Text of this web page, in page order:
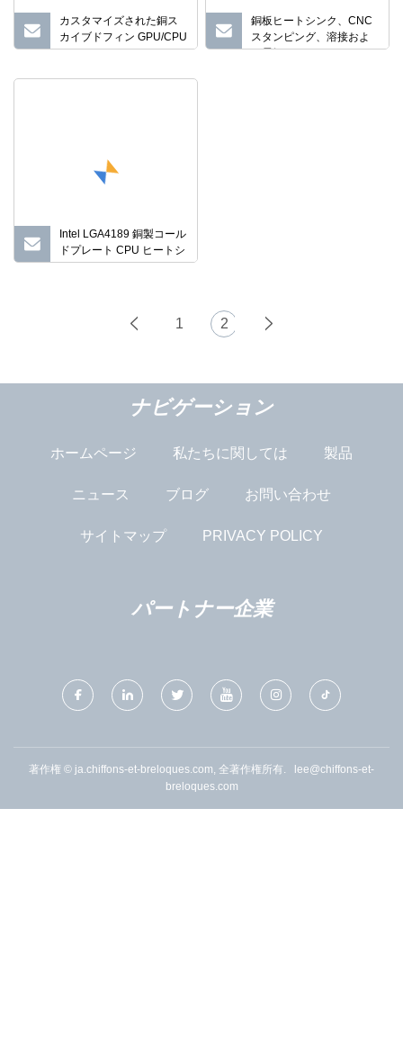
カスタマイズされた銅ス
カイブドフィン GPU/CPU
ヒートシンク
銅板ヒートシンク、CNC
スタンピング、溶接およ
び電気メッキラジエータ
Intel LGA4189 銅製コール
ドプレート CPU ヒートシ
ンク
1 2
ナビゲーション
ホームページ 私たちに関しては 製品
ニュース ブログ お問い合わせ
サイトマップ PRIVACY POLICY
パートナー企業
著作権 © ja.chiffons-et-breloques.com, 全著作権所有. lee@chiffons-et-
breloques.com